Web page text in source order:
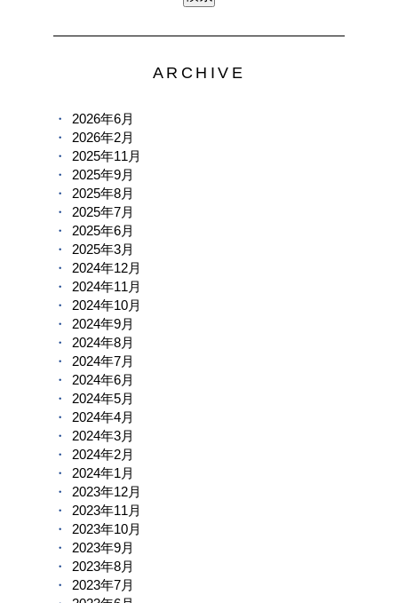
ARCHIVE
2026年6月
2026年2月
2025年11月
2025年9月
2025年8月
2025年7月
2025年6月
2025年3月
2024年12月
2024年11月
2024年10月
2024年9月
2024年8月
2024年7月
2024年6月
2024年5月
2024年4月
2024年3月
2024年2月
2024年1月
2023年12月
2023年11月
2023年10月
2023年9月
2023年8月
2023年7月